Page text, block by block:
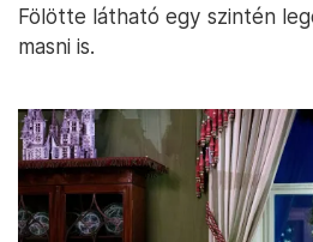
Fölötte látható egy szintén
masni is.